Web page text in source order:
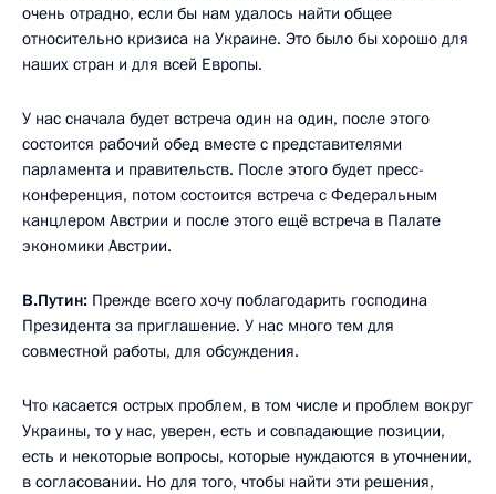
очень отрадно, если бы нам удалось найти общее
относительно кризиса на Украине. Это было бы хорошо для
наших стран и для всей Европы.
У нас сначала будет встреча один на один, после этого
состоится рабочий обед вместе с представителями
парламента и правительств. После этого будет пресс-
конференция, потом состоится встреча с Федеральным
канцлером Австрии и после этого ещё встреча в Палате
экономики Австрии.
В.Путин: Прежде всего хочу поблагодарить господина
Президента за приглашение. У нас много тем для
совместной работы, для обсуждения.
Что касается острых проблем, в том числе и проблем вокруг
Украины, то у нас, уверен, есть и совпадающие позиции,
есть и некоторые вопросы, которые нуждаются в уточнении,
в согласовании. Но для того, чтобы найти эти решения,